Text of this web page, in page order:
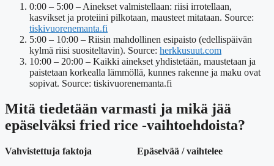
0:00 – 5:00 – Ainekset valmistellaan: riisi irrotellaan,
kasvikset ja proteiini pilkotaan, mausteet mitataan. Source:
tiskivuorenemanta.fi
5:00 – 10:00 – Riisin mahdollinen esipaisto (edellispäivän
kylmä riisi suositeltavin). Source: herkkusuut.com
10:00 – 20:00 – Kaikki ainekset yhdistetään, maustetaan ja
paistetaan korkealla lämmöllä, kunnes rakenne ja maku ovat
sopivat. Source: tiskivuorenemanta.fi
Mitä tiedetään varmasti ja mikä jää
epäselväksi fried rice -vaihtoehdoista?
Vahvistettuja faktoja
Epäselvää / vaihtelee